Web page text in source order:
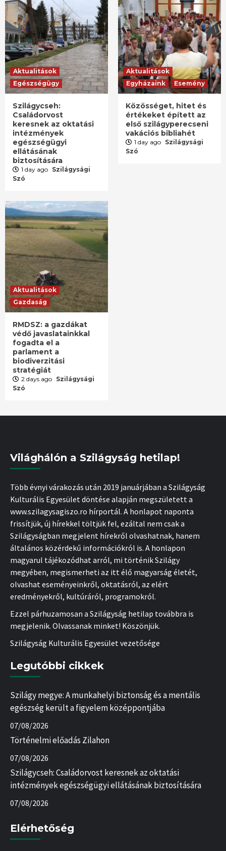
Aktualitások
Egészségügy
Szilágycseh:
Családorvost
keresnek az oktatási
intézmények
egészségügyi
ellátásának
biztosítására
1 day ago Szilágysági
Szó
Aktualitások
Egyházaink
Esemény
Közösséget, hitet és
értékeket épített az
első szilágyperecseni
vakációs bibliahét
1 day ago Szilágysági
Szó
Aktualitások
Gazdaság
RMDSZ: a gazdákat
védő javaslatainkkal
fogadta el a
parlament a
biodiverzitási
stratégiát
2 days ago Szilágysági
Szó
Világhálón a Szilágyság hetilap!
Több évnyi várakozás után 2019 januárjában a Szilágyság
Kulturális Egyesület döntése alapján megszületett a
www.szilagysagiszo.ro hírportál. A honlapot naponta
frissítjük, új hírekkel töltjük fel, ezáltal nem csak a
Szilágyságban megjelent hírekről olvashatnak, hanem
általános közérdekű információkról is. A honlapon
magyarul tájékozódhat arról, mi történik Szilágy
megyében, megismerheti az itt élő magyarság életét,
olvashat eseményeinkről, oktatásról, az elért
eredményekről, kultúráról, programokról.
Ezzel párhuzamosan a Szilágyság hetilap továbbra is
megjelenik. Olvassanak minket! Köszönjük.
Szilágyság Kulturális Egyesület vezetősége
Legutóbbi cikkek
Szilágy megye: A munkahelyi biztonság és a mentális
egészség került a figyelem középpontjába
07/08/2026
Történelmi előadás Zilahon
07/08/2026
Szilágycseh: Családorvost keresnek az oktatási
intézmények egészségügyi ellátásának biztosítására
07/08/2026
Elérhetőség